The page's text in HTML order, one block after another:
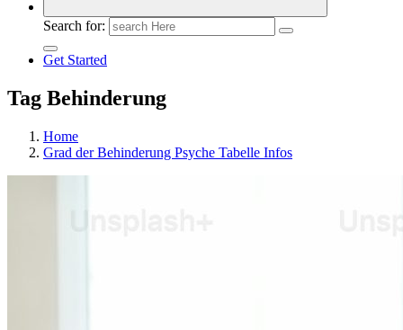
Search for:
Get Started
Tag Behinderung
Home
Grad der Behinderung Psyche Tabelle Infos